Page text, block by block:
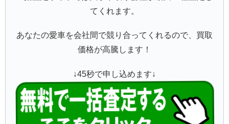
てくれます。
あなたの愛車を会社間で競り合ってくれるので、買取
価格が高騰します！
↓45秒で申し込めます↓